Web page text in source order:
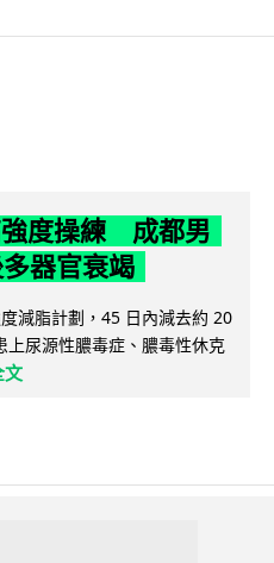
強度操練 成都男
器官衰竭
減脂計劃，45 日內減去約 20
尿源性膿毒症、膿毒性休克
文